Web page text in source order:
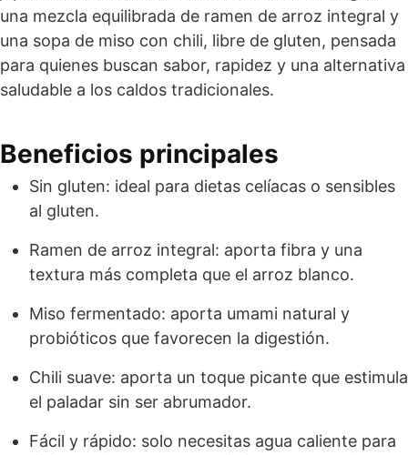
una mezcla equilibrada de ramen de arroz integral y
una sopa de miso con chili, libre de gluten, pensada
para quienes buscan sabor, rapidez y una alternativa
saludable a los caldos tradicionales.
Beneficios principales
Sin gluten: ideal para dietas celíacas o sensibles
al gluten.
Ramen de arroz integral: aporta fibra y una
textura más completa que el arroz blanco.
Miso fermentado: aporta umami natural y
probióticos que favorecen la digestión.
Chili suave: aporta un toque picante que estimula
el paladar sin ser abrumador.
Fácil y rápido: solo necesitas agua caliente para